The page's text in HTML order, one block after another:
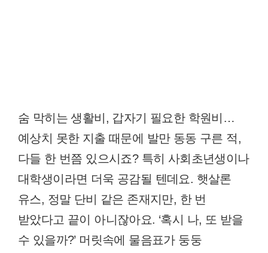
숨 막히는 생활비, 갑자기 필요한 학원비…
예상치 못한 지출 때문에 발만 동동 구른 적,
다들 한 번쯤 있으시죠? 특히 사회초년생이나
대학생이라면 더욱 공감될 텐데요. 햇살론
유스, 정말 단비 같은 존재지만, 한 번
받았다고 끝이 아니잖아요. ‘혹시 나, 또 받을
수 있을까?’ 머릿속에 물음표가 둥둥